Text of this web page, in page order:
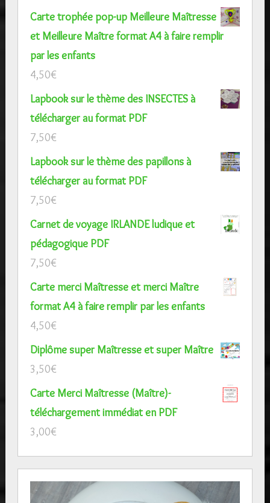
Carte trophée pop-up Meilleure Maîtresse
et Meilleure Maître format A4 à faire remplir
par les enfants
4,50€
Lapbook sur le thème des INSECTES à
télécharger au format PDF
7,50€
Lapbook sur le thème des papillons à
télécharger au format PDF
7,50€
Carnet de voyage IRLANDE ludique et
pédagogique PDF
7,50€
Carte merci Maîtresse et merci Maître
format A4 à faire remplir par les enfants
4,50€
Diplôme super Maîtresse et super Maître
3,50€
Carte Merci Maîtresse (Maître)-
téléchargement immédiat en PDF
3,00€